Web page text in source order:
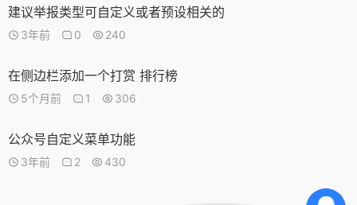
建议举报类型可自定义或者预设相关的
3年前 0 240
在侧边栏添加一个打赏 排行榜
5个月前 1 306
公众号自定义菜单功能
3年前 2 430